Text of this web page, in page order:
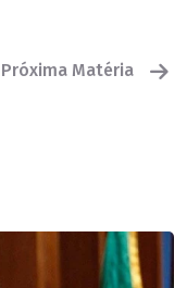
Próxima Matéria